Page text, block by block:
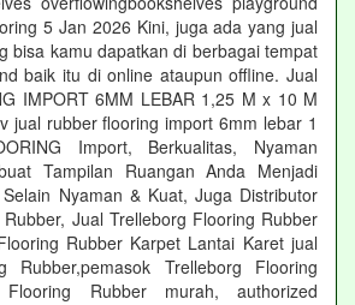
5 Jan 2026 Kini, juga ada yang jual
bisa kamu dapatkan di berbagai tempat
baik itu di online ataupun offline. Jual
IMPORT 6MM LEBAR 1,25 M x 10 M
jual rubber flooring import 6mm lebar 1
Import, Berkualitas, Nyaman
Tampilan Ruangan Anda Menjadi
Nyaman & Kuat, Juga Distributor
Jual Trelleborg Flooring Rubber
Rubber Karpet Lantai Karet jual
Rubber,pemasok Trelleborg Flooring
Flooring Rubber murah, authorized